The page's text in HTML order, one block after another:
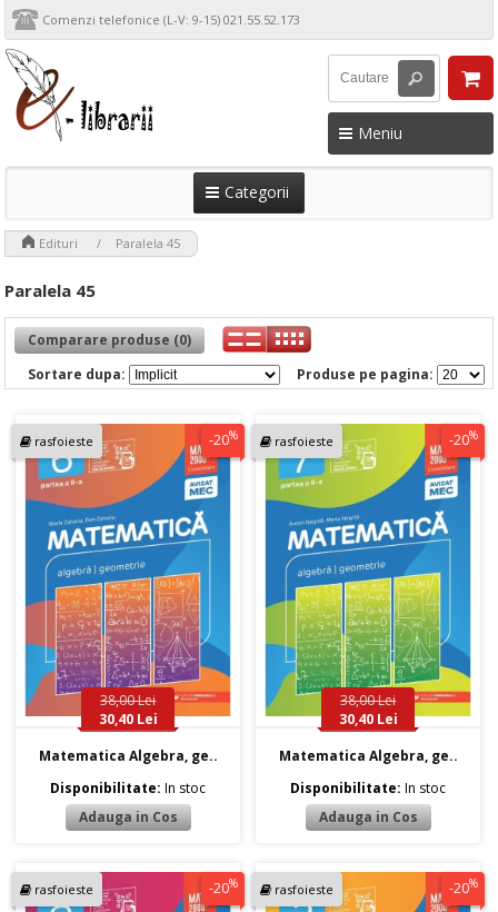
Comenzi telefonice (L-V: 9-15) 021.55.52.173
Meniu
Categorii
Edituri Paralela 45
Paralela 45
Comparare produse (0)
Produse pe pagina:
Sortare dupa:
rasfoieste -20%
38,00 Lei
30,40 Lei
Matematica Algebra, ge..
Disponibilitate:In stoc
rasfoieste -20%
38,00 Lei
30,40 Lei
Matematica Algebra, ge..
Disponibilitate:In stoc
rasfoieste -20% rasfoieste -20%